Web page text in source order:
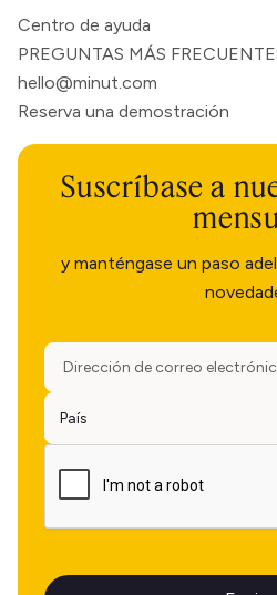
Centro de ayuda
PREGUNTAS MÁS
hello@minut.com
Reserva una demostración
Suscríbase a
y manténgase un paso